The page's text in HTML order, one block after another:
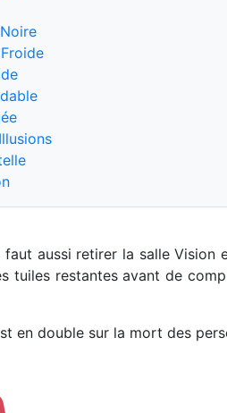
faut aussi retirer la salle Vision
tuiles restantes avant de
en double sur la mort des